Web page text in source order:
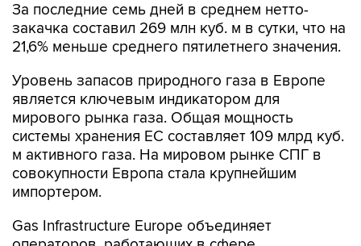
За последние семь дней в среднем нетто-
закачка составил 269 млн куб. м в сутки, что на
21,6% меньше среднего пятилетнего значения.
Уровень запасов природного газа в Европе
является ключевым индикатором для
мирового рынка газа. Общая мощность
системы хранения ЕС составляет 109 млрд куб.
м активного газа. На мировом рынке СПГ в
совокупности Европа стала крупнейшим
импортером.
Gas Infrastructure Europe объединяет